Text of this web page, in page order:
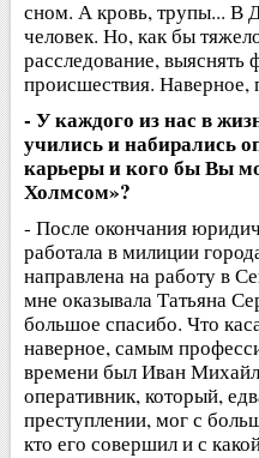
сном. А кровь, трупы... В
человек. Но, как бы
расследование, выяснять
происшествия. Наверное,
- У каждого из нас в
учились и набирались
карьеры и кого бы Вы
Холмсом»?
- После окончания
работала в милиции
направлена на работу в
мне оказывала Татьяна
большое спасибо. Что
наверное, самым
времени был Иван
оперативник, который,
преступлении, мог с
кто его совершил и с